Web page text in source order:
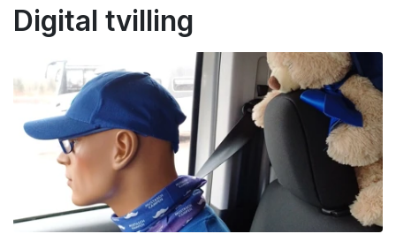
Digital tvilling